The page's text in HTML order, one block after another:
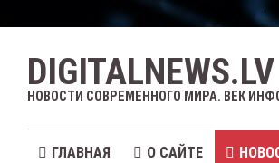
DIGITALNEWS.LV
НОВОСТИ СОВРЕМЕННОГО МИРА. ВЕК
ГЛАВНАЯ О САЙТЕ